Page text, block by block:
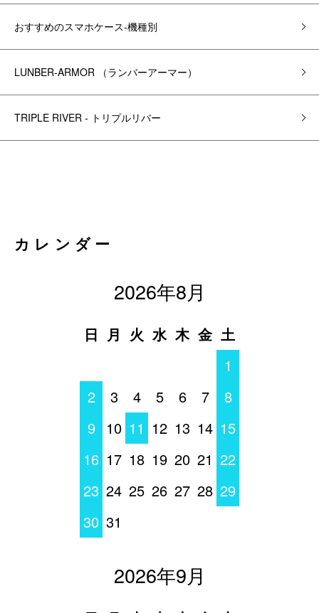
おすすめのスマホケース-機種別
LUNBER-ARMOR （ランバーアーマー）
TRIPLE RIVER - トリプルリバー
カレンダー
2026年8月
日 月 火 水 木 金 土
1
2
3 4 5 6 7
8
9
10 11 12 13 14 15
16 17 18 19 20 21 22
23 24 25 26 27 28 29
30 31
2026年9月